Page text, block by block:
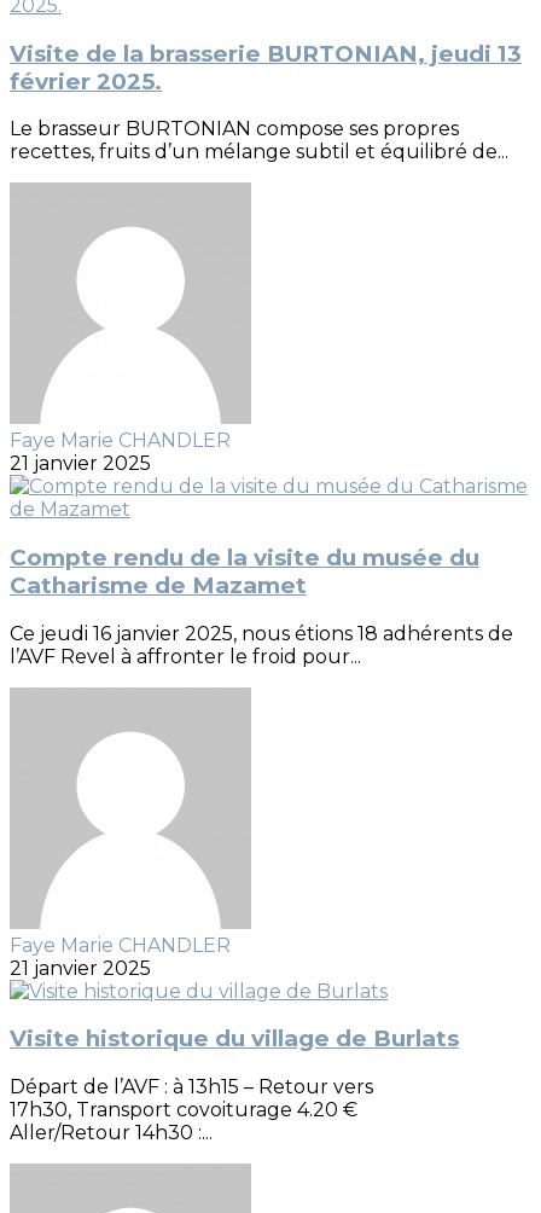
Visite de la brasserie BURTONIAN, jeudi 13
février 2025.
Le brasseur BURTONIAN compose ses propres
recettes, fruits d’un mélange subtil et équilibré de...
Faye Marie CHANDLER
21 janvier 2025
Compte rendu de la visite du musée du
Catharisme de Mazamet
Ce jeudi 16 janvier 2025, nous étions 18 adhérents de
l’AVF Revel à affronter le froid pour...
Faye Marie CHANDLER
21 janvier 2025
Visite historique du village de Burlats
Départ de l’AVF : à 13h15 – Retour vers
17h30, Transport covoiturage 4.20 €
Aller/Retour 14h30 :...